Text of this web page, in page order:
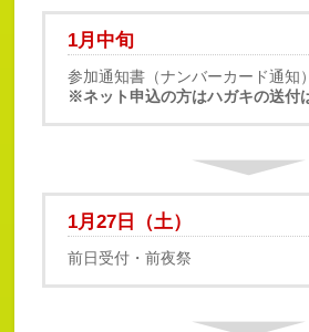
1月中旬
参加通知書（ナンバーカード通知
※ネット申込の方はハガキの送付
1月27日（土）
前日受付・前夜祭